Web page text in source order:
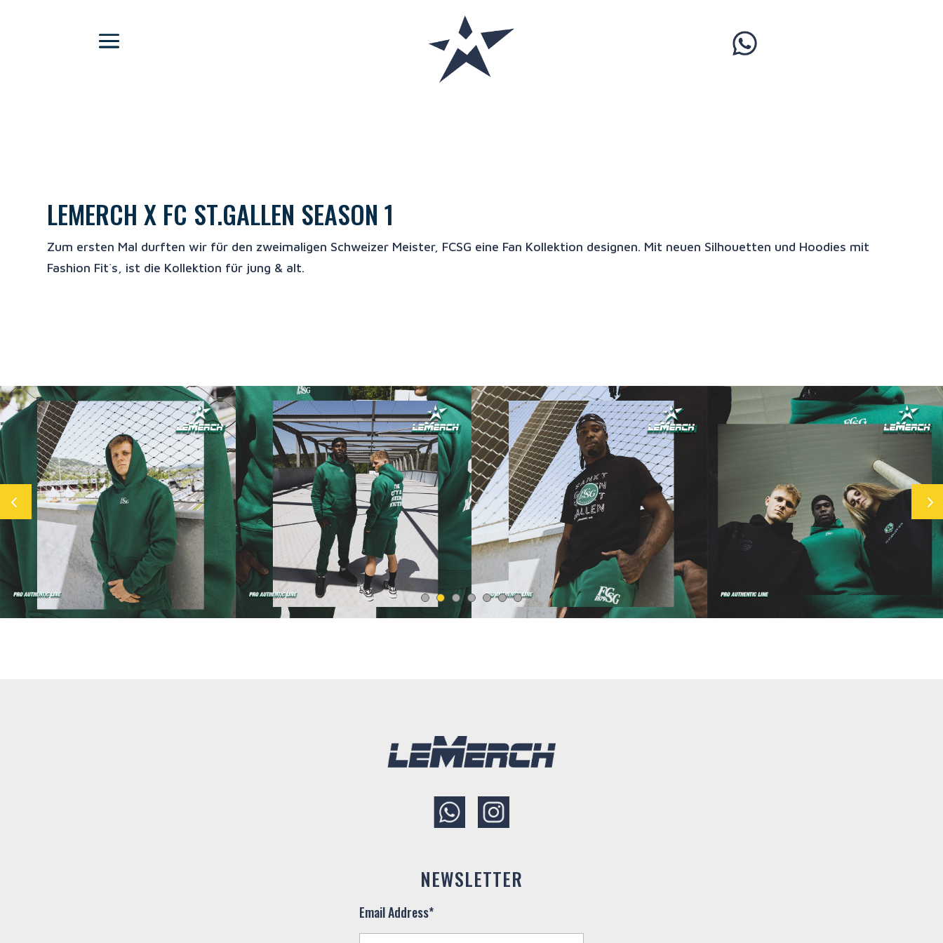
LEMERCH X FC ST.GALLEN SEASON 1
Zum ersten Mal durften wir für den zweimaligen Schweizer Meister, FCSG eine Fan Kollektion designen. Mit neuen Silhouetten und Hoodies mit
Fashion Fit`s, ist die Kollektion für jung & alt.
NEWSLETTER
Email Address*